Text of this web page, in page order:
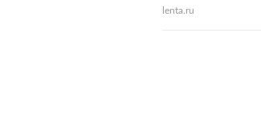
lenta.ru